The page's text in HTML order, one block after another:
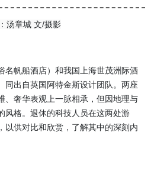
汤章城 文/摄影
帆船酒店）和我国上海世茂洲际酒
同出自英国阿特金斯设计团队。两座
、奢华表观上一脉相承，但因地理与
风格。退休的科技人员在这两处游
以供对比和欣赏，了解其中的深刻内